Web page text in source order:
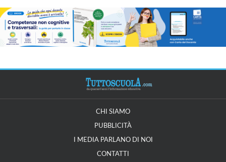
CHI SIAMO
PUBBLICITÀ
I MEDIA PARLANO DI NOI
CONTATTI